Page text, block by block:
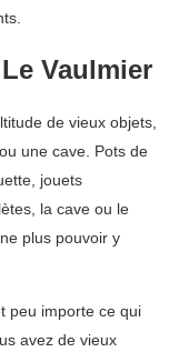
Vaulmier
de vieux objets,
une cave. Pots de
jouets
la cave ou le
plus pouvoir y
peu importe ce qui
avez de vieux